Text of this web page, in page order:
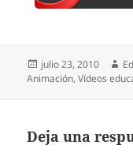
Publicado
el
julio 23, 2010
Animación,Vídeos
Deja una